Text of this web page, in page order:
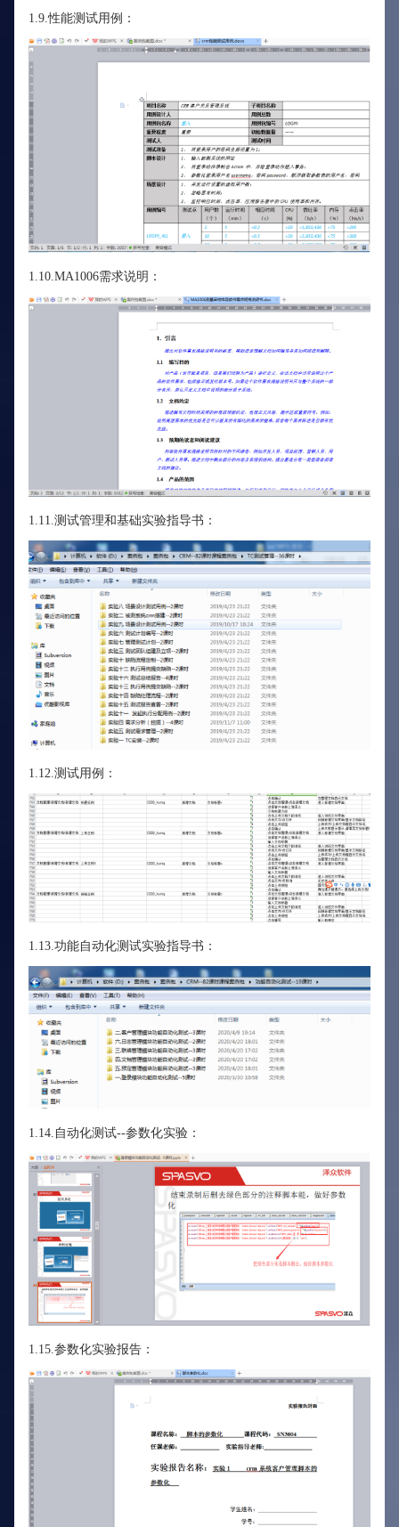
1.9.性能测试用例：
1.10.MA1006需求说明：
1.11.测试管理和基础实验指导书：
1.12.测试用例：
1.13.功能自动化测试实验指导书：
1.14.自动化测试--参数化实验：
1.15.参数化实验报告：